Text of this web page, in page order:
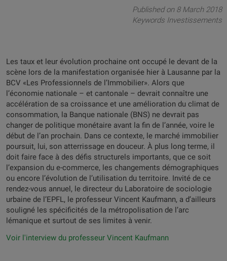
Published on 8 March 2018
Keywords Investissements
Les taux et leur évolution prochaine ont occupé le devant de la
scène lors de la manifestation organisée hier à Lausanne par la
BCV «Les Professionnels de l’Immobilier». Alors que
l’économie nationale – et cantonale – devrait connaître une
accélération de sa croissance et une amélioration du climat de
consommation, la Banque nationale (BNS) ne devrait pas
changer de politique monétaire avant la fin de l’année, voire le
début de l’an prochain. Dans ce contexte, le marché immobilier
poursuit, lui, son atterrissage en douceur. À plus long terme, il
doit faire face à des défis structurels importants, que ce soit
l’expansion du e-commerce, les changements démographiques
ou encore l’évolution de l’utilisation du territoire. Invité de ce
rendez-vous annuel, le directeur du Laboratoire de sociologie
urbaine de l’EPFL, le professeur Vincent Kaufmann, a d’ailleurs
souligné les spécificités de la métropolisation de l’arc
lémanique et surtout de ses limites à venir.
Voir l'interview du professeur Vincent Kaufmann